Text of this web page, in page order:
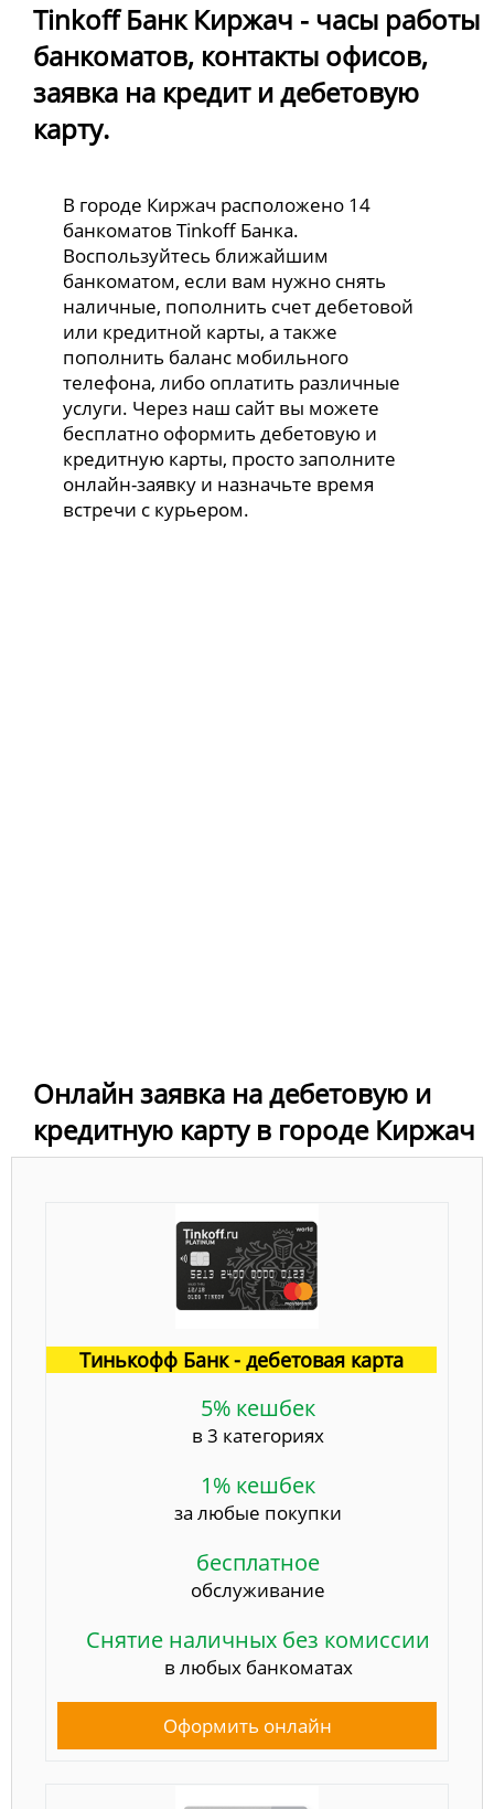
Tinkoff Банк Киржач - часы работы
банкоматов, контакты офисов,
заявка на кредит и дебетовую
карту.
В городе Киржач расположено 14
банкоматов Tinkoff Банка.
Воспользуйтесь ближайшим
банкоматом, если вам нужно снять
наличные, пополнить счет дебетовой
или кредитной карты, а также
пополнить баланс мобильного
телефона, либо оплатить различные
услуги. Через наш сайт вы можете
бесплатно оформить дебетовую и
кредитную карты, просто заполните
онлайн-заявку и назначьте время
встречи с курьером.
Онлайн заявка на дебетовую и
кредитную карту в городе Киржач
Тинькофф Банк - дебетовая карта
5% кешбек
в 3 категориях
1% кешбек
за любые покупки
бесплатное
обслуживание
Снятие наличных без комиссии
в любых банкоматах
Оформить онлайн